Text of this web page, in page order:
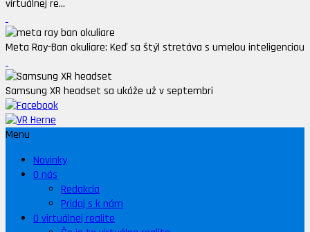
virtuálnej re...
Meta Ray-Ban okuliare: Keď sa štýl stretáva s umelou inteligenciou
Samsung XR headset sa ukáže už v septembri
Menu
Novinky
O nás
Redakcia
Pridaj s k nám
O virtuálnej realite